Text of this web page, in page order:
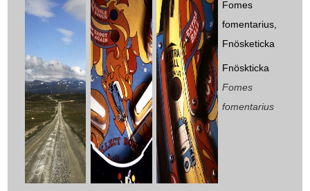
Fnöskticka
Fomes
fomentarius